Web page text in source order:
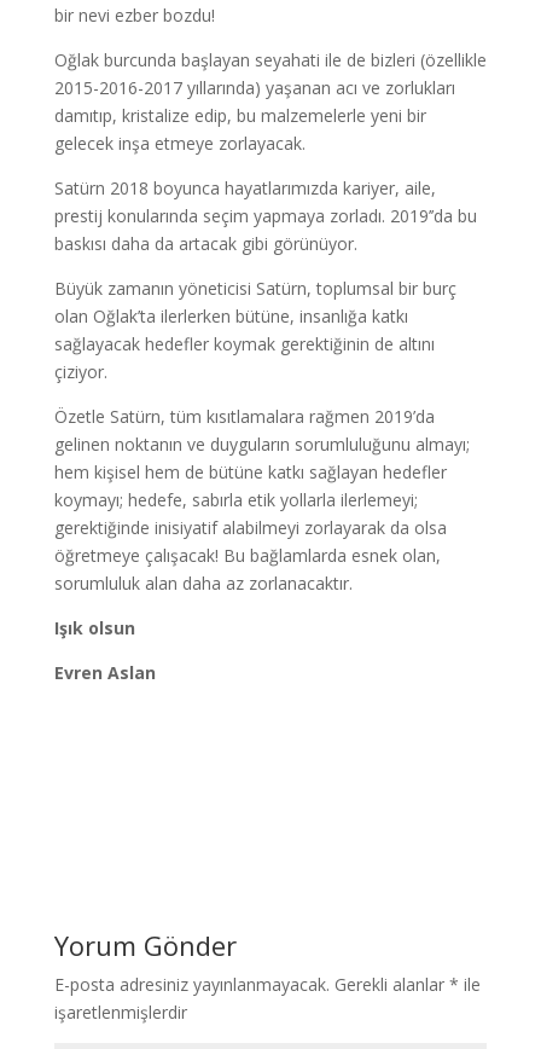
bir nevi ezber bozdu!
Oğlak burcunda başlayan seyahati ile de bizleri (özellikle
2015-2016-2017 yıllarında) yaşanan acı ve zorlukları
damıtıp, kristalize edip, bu malzemelerle yeni bir
gelecek inşa etmeye zorlayacak.
Satürn 2018 boyunca hayatlarımızda kariyer, aile,
prestij konularında seçim yapmaya zorladı. 2019’’da bu
baskısı daha da artacak gibi görünüyor.
Büyük zamanın yöneticisi Satürn, toplumsal bir burç
olan Oğlak’ta ilerlerken bütüne, insanlığa katkı
sağlayacak hedefler koymak gerektiğinin de altını
çiziyor.
Özetle Satürn, tüm kısıtlamalara rağmen 2019’da
gelinen noktanın ve duyguların sorumluluğunu almayı;
hem kişisel hem de bütüne katkı sağlayan hedefler
koymayı; hedefe, sabırla etik yollarla ilerlemeyi;
gerektiğinde inisiyatif alabilmeyi zorlayarak da olsa
öğretmeye çalışacak! Bu bağlamlarda esnek olan,
sorumluluk alan daha az zorlanacaktır.
Işık olsun
Evren Aslan
Yorum Gönder
E-posta adresiniz yayınlanmayacak. Gerekli alanlar * ile
işaretlenmişlerdir